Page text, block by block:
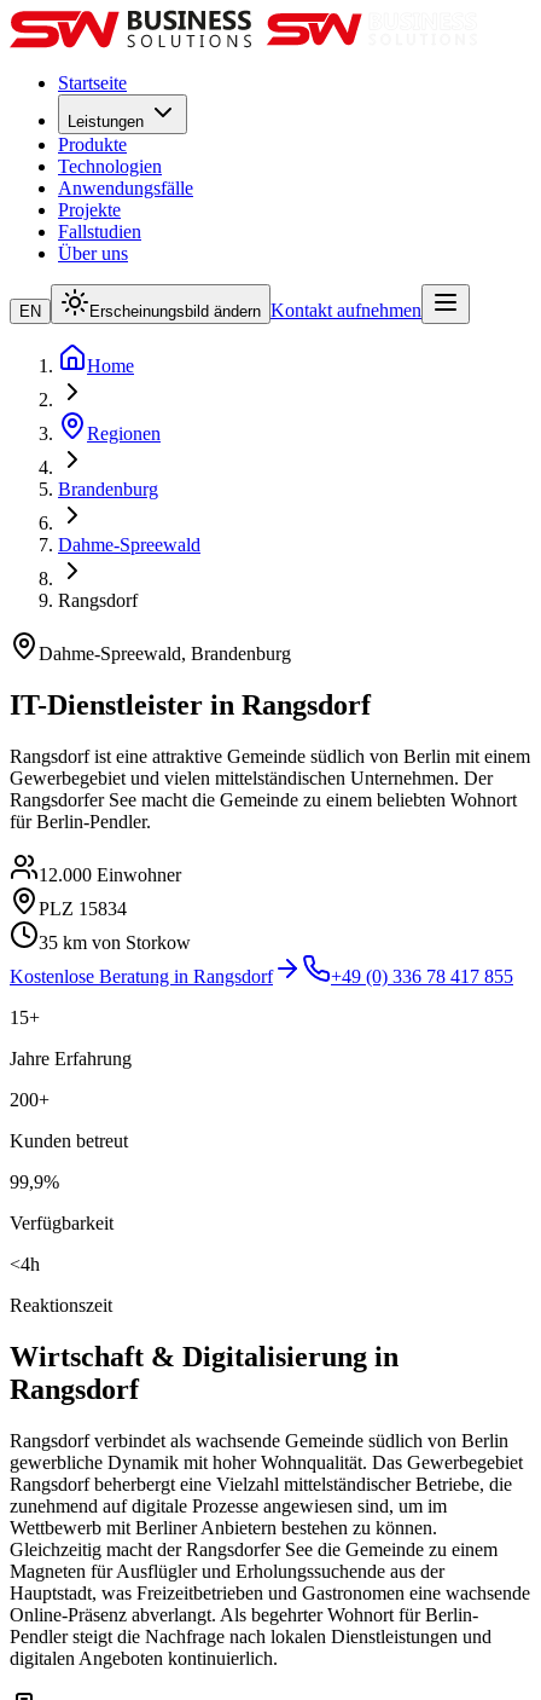
Startseite
Leistungen
Produkte
Technologien
Anwendungsfälle
Projekte
Fallstudien
Über uns
EN Erscheinungsbild ändern Kontakt aufnehmen
Home
Regionen
Brandenburg
Dahme-Spreewald
Rangsdorf
Dahme-Spreewald, Brandenburg
IT-Dienstleister in Rangsdorf
Rangsdorf ist eine attraktive Gemeinde südlich von Berlin mit einem
Gewerbegebiet und vielen mittelständischen Unternehmen. Der
Rangsdorfer See macht die Gemeinde zu einem beliebten Wohnort
für Berlin-Pendler.
12.000 Einwohner
PLZ 15834
35 km von Storkow
Kostenlose Beratung in Rangsdorf
+49 (0) 336 78 417 855
15+
Jahre Erfahrung
200+
Kunden betreut
99,9%
Verfügbarkeit
<4h
Reaktionszeit
Wirtschaft & Digitalisierung in
Rangsdorf
Rangsdorf verbindet als wachsende Gemeinde südlich von Berlin
gewerbliche Dynamik mit hoher Wohnqualität. Das Gewerbegebiet
Rangsdorf beherbergt eine Vielzahl mittelständischer Betriebe, die
zunehmend auf digitale Prozesse angewiesen sind, um im
Wettbewerb mit Berliner Anbietern bestehen zu können.
Gleichzeitig macht der Rangsdorfer See die Gemeinde zu einem
Magneten für Ausflügler und Erholungssuchende aus der
Hauptstadt, was Freizeitbetrieben und Gastronomen eine wachsende
Online-Präsenz abverlangt. Als begehrter Wohnort für Berlin-
Pendler steigt die Nachfrage nach lokalen Dienstleistungen und
digitalen Angeboten kontinuierlich.